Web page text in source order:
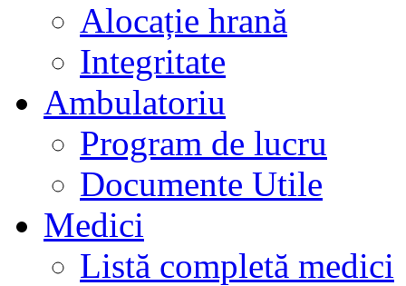
Alocație hrană
Integritate
Ambulatoriu
Program de lucru
Documente Utile
Medici
Listă completă medici